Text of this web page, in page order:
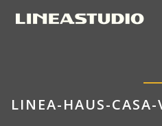
LINEA-HAUS-